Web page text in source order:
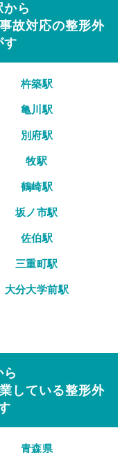
ら
故対応の整形外
す
杵築駅
亀川駅
別府駅
牧駅
鶴崎駅
坂ノ市駅
佐伯駅
三重町駅
大分大学前駅
している整形外
青森県